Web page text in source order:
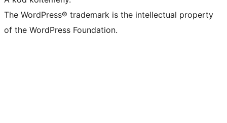
The WordPress® trademark is the intellectual property
of the WordPress Foundation.